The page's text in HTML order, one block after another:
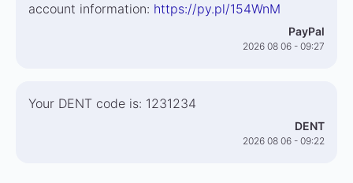
account information: https://py.pl/154WnM
PayPal
2026 08 06 - 09:27
Your DENT code is: 1231234
DENT
2026 08 06 - 09:22